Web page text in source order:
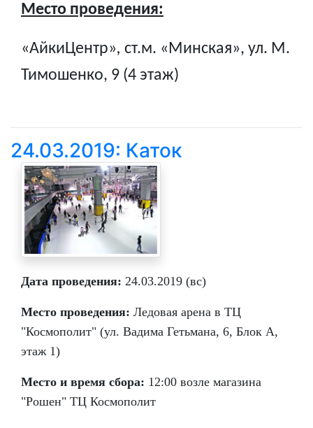
Место проведения:
«АйкиЦентр», ст.м. «Минская», ул. М.
Тимошенко, 9 (4 этаж)
24.03.2019: Каток
Дата проведения: 24.03.2019 (вс)
Место проведения: Ледовая арена в ТЦ
"Космополит" (ул. Вадима Гетьмана, 6, Блок А,
этаж 1)
Место и время сбора: 12:00 возле магазина
"Рошен" ТЦ Космополит